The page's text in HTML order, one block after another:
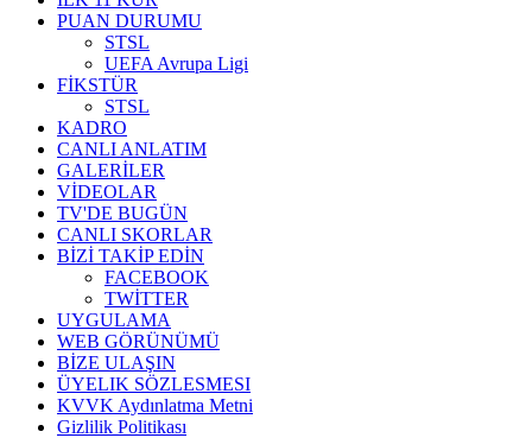
PUAN DURUMU
STSL
UEFA Avrupa Ligi
FİKSTÜR
STSL
KADRO
CANLI ANLATIM
GALERİLER
VİDEOLAR
TV'DE BUGÜN
CANLI SKORLAR
BİZİ TAKİP EDİN
FACEBOOK
TWİTTER
UYGULAMA
WEB GÖRÜNÜMÜ
BİZE ULAŞIN
ÜYELIK SÖZLESMESI
KVVK Aydınlatma Metni
Gizlilik Politikası